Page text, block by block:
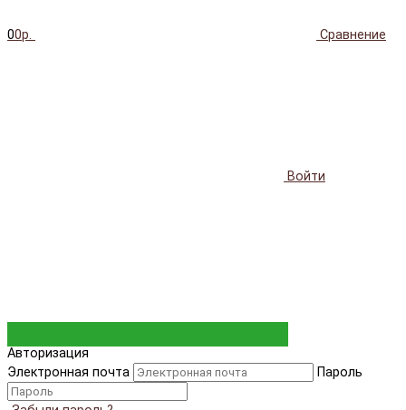
00р. Сравнение
Войти
Авторизация
Электронная почта
Пароль